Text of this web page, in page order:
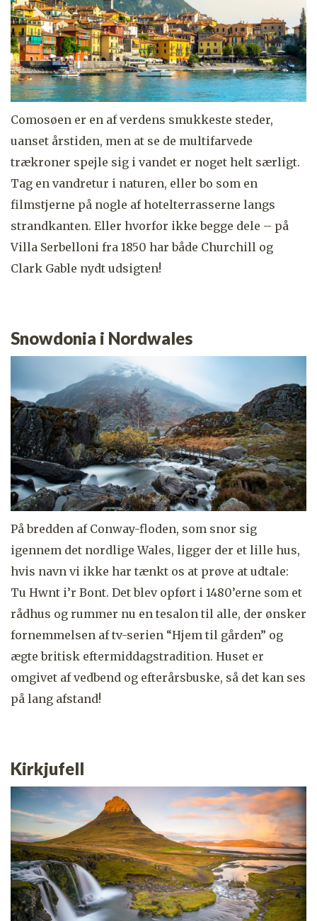
Comosøen er en af verdens smukkeste steder,
uanset årstiden, men at se de multifarvede
trækroner spejle sig i vandet er noget helt særligt.
Tag en vandretur i naturen, eller bo som en
filmstjerne på nogle af hotelterrasserne langs
strandkanten. Eller hvorfor ikke begge dele – på
Villa Serbelloni fra 1850 har både Churchill og
Clark Gable nydt udsigten!
Snowdonia i Nordwales
På bredden af Conway-floden, som snor sig
igennem det nordlige Wales, ligger der et lille hus,
hvis navn vi ikke har tænkt os at prøve at udtale:
Tu Hwnt i’r Bont. Det blev opført i 1480’erne som et
rådhus og rummer nu en tesalon til alle, der ønsker
fornemmelsen af tv-serien “Hjem til gården” og
ægte britisk eftermiddagstradition. Huset er
omgivet af vedbend og efterårsbuske, så det kan ses
på lang afstand!
Kirkjufell